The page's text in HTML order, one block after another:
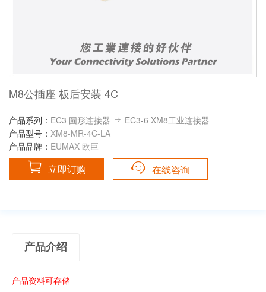
M8公插座 板后安装 4C
产品系列： EC3 圆形连接器
EC3-6 XM8工业连接器
产品型号： XM8-MR-4C-LA
产品品牌： EUMAX 欧巨
立即订购 在线咨询
产品介绍
产品资料可存储